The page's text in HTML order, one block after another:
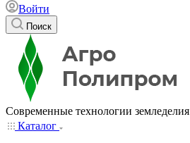
Войти
Поиск
Современные технологии земледелия
Каталог